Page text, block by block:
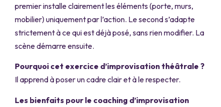
premier installe clairement les éléments (porte, murs,
mobilier) uniquement par l’action. Le second s’adapte
strictement à ce qui est déjà posé, sans rien modifier. La
scène démarre ensuite.
Pourquoi cet exercice d’improvisation théâtrale ?
Il apprend à poser un cadre clair et à le respecter.
Les bienfaits pour le coaching d’improvisation